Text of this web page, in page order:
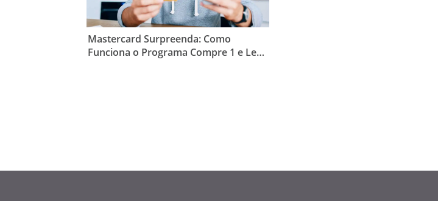
Mastercard Surpreenda: Como
Funciona o Programa Compre 1 e Leve